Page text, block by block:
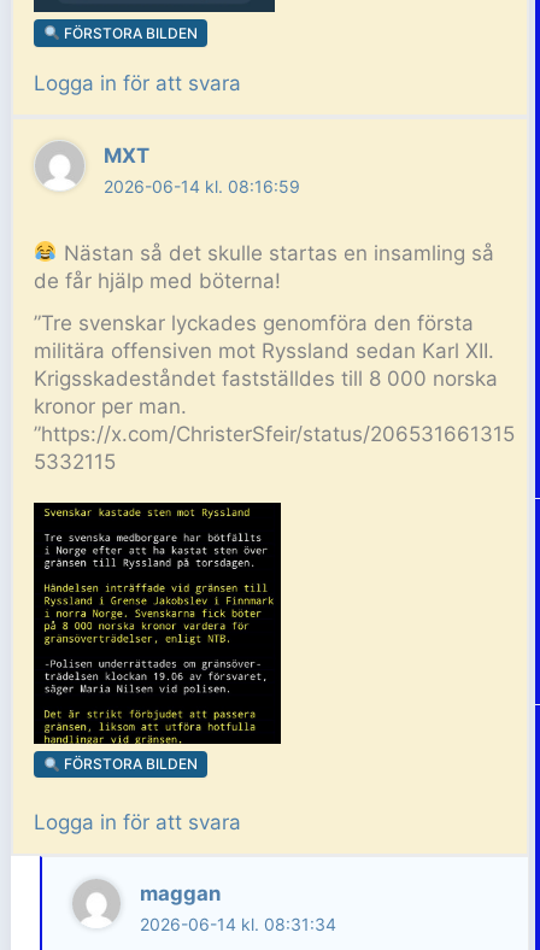
FÖRSTORA BILDEN
Logga in för att svara
MXT
2026-06-14 kl. 08:16:59
Nästan så det skulle startas en insamling så
de får hjälp med böterna!
”Tre svenskar lyckades genomföra den första
militära offensiven mot Ryssland sedan Karl XII.
Krigsskadeståndet fastställdes till 8 000 norska
kronor per man.
”https://x.com/ChristerSfeir/status/206531661315
5332115
FÖRSTORA BILDEN
Logga in för att svara
maggan
2026-06-14 kl. 08:31:34